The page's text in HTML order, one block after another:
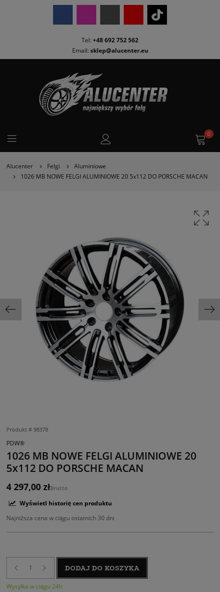
Tel: +48 692 752 562
Email: sklep@alucenter.eu
0
Alucenter Felgi
Aluminiowe
1026 MB NOWE FELGI ALUMINIOWE 20 5x112 DO PORSCHE MACAN
Produkt #98378
PDW®
1026 MB NOWE FELGI ALUMINIOWE 20
5x112 DO PORSCHE MACAN
4 297,00 złBrutto
Wyświetl historię cen produktu
Najniższa cena w ciągu ostatnich 30 dni
DODAJ DO KOSZYKA
Wysyłka w ciągu 24h